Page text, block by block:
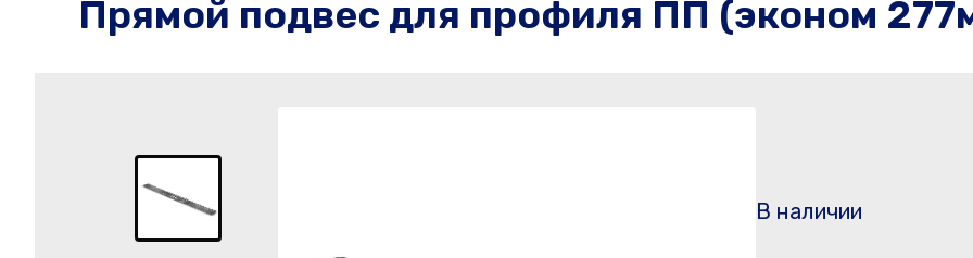
Прямой подвес для профиля ПП (эконом
В наличии